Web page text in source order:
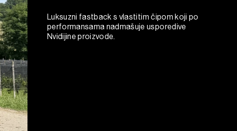
Luksuzni fastback s vlastitim čipom koji po
performansama nadmašuje usporedive
Nvidijine proizvode.